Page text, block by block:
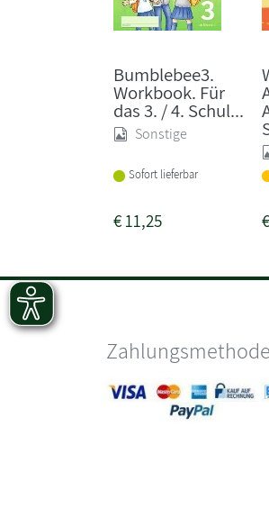
Bumblebee3.
Workbook. Für
das 3. / 4. Schul...
Sonstige
Sofort lieferbar
€11,25